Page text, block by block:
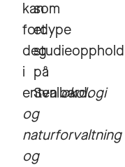
kan
fordype
deg
i
entenøkologi
og
naturforvaltning
og
som
et
studieopphold
på
Svalbard.